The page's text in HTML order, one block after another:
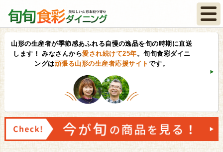
山形の生産者が季節感あふれる自慢の逸品を旬の時期に直送
します！ みなさんから愛され続けて25年。旬旬食彩ダイニ
ングは頑張る山形の生産者応援サイト です。